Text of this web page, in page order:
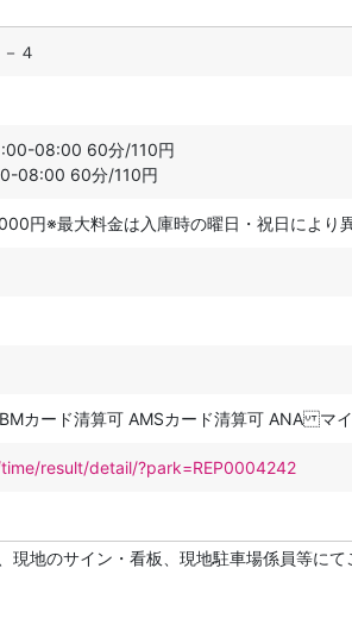
４
08:00 60分/110円
08:00 60分/110円
円※最大料金は入庫時の曜日・祝日により
カード清算可 AMSカード清算可 ANA マ
result/detail/?park=REP0004242
地のサイン・看板、現地駐車場係員等にて